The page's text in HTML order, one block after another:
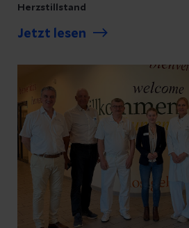
Herzstillstand
Jetzt lesen